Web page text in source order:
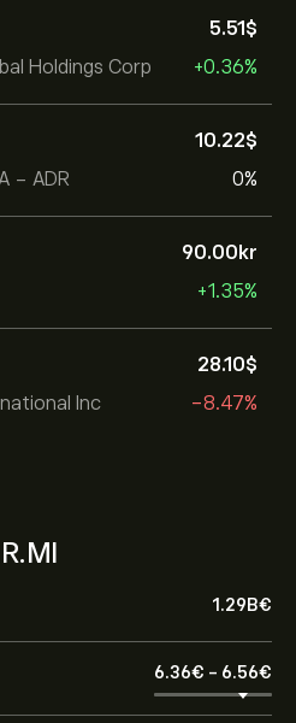
Holdings Corp
5.51‎$‎
+0.36%
- ADR
10.22‎$‎
0%
90.00‎kr‎
+1.35%
Inc
28.10‎$‎
-8.47%
1.29B‎€‎
6.36‎€‎ - 6.56‎€‎